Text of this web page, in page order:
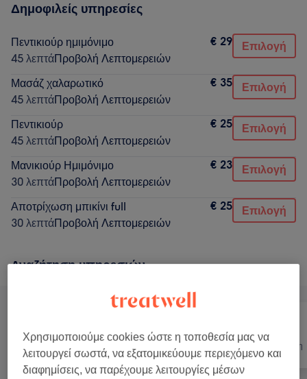
Δημοφιλείς υπηρεσίες
Πεντικιούρ ημιμόνιμο
45 λεπτάΠροβολή Λεπτομερειών
€ 29 Επιλογή
Μασάζ χαλαρωτικό
45 λεπτάΠροβολή Λεπτομερειών
€ 35 Επιλογή
Πεντικιούρ
45 λεπτάΠροβολή Λεπτομερειών
€ 25 Επιλογή
Μανικιούρ Ημιμόνιμο
30 λεπτάΠροβολή Λεπτομερειών
€ 23 Επιλογή
Αποτρίχωση μπικίνι full
30 λεπτάΠροβολή Λεπτομερειών
€ 25 Επιλογή
Αναζήτηση υπηρεσιών
Όλα Νύχια Αποτρίχωση
Χρησιμοποιούμε cookies ώστε η τοποθεσία μας να
λειτουργεί σωστά, να εξατομικεύουμε περιεχόμενο και
διαφημίσεις, να παρέχουμε λειτουργίες μέσων